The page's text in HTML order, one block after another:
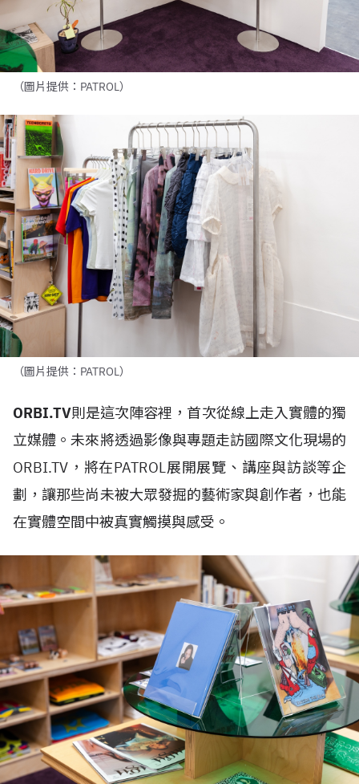
（圖片提供：PATROL）
（圖片提供：PATROL）
ORBI.TV則是這次陣容裡，首次從線上走入實體的獨
立媒體。未來將透過影像與專題走訪國際文化現場的
ORBI.TV，將在PATROL展開展覽、講座與訪談等企
劃，讓那些尚未被大眾發掘的藝術家與創作者，也能
在實體空間中被真實觸摸與感受。